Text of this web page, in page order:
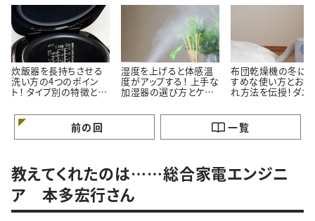
炊飯器を長持ちさせる
洗い方の4つのポイン
ト！ タイプ別の特徴と魅
知識4
湿度を上げると体感温
度がアップする！ 上手な
加湿器の選び方とケア
5
布団乾燥機の冬に
すめな使い方とお
れ方法を伝授！ダニ
電マメ知識7
前の回 一覧
教えてくれたのは……総合家電エンジニ
ア 本多宏行さん